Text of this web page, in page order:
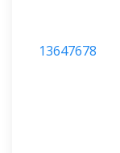
13647678